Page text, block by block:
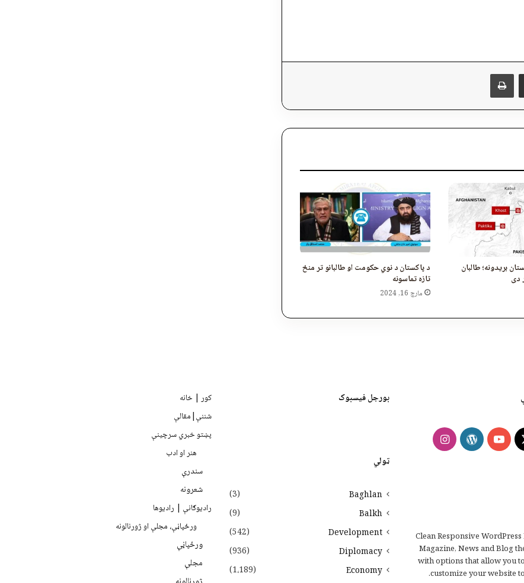
پر برېښنالیک یې شریک کړئ چاپول
بریدونه؛ طالبان
دی
د پاکستان د نوي حکومت او طالبانو تر منځ
تازه تماسونه
مارچ 16, 2024
X
YouTube
WordPress
Instagram
Clean Responsive
Magazine, News and Blog
with options that allow you
customize your website
بورجل فیسبوک
ټولي
Baghlan
(3)
Balkh
(9)
Development
(542)
Diplomacy
(936)
Economy
(1،189)
کور | خانه
شننې|مقالې
پښتو خبري سرچينې
هنر او ادب
سندرې
شعرونه
رادیوګانې | رادیوها
ورځپاڼې، مجلې او ژورنالونه
ورځپاڼې
مجلې